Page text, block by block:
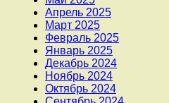
Апрель 2025
Март 2025
Февраль 2025
Январь 2025
Декабрь 2024
Ноябрь 2024
Октябрь 2024